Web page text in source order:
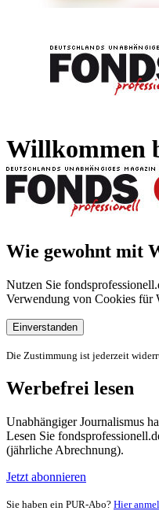
Willkommen
Wie gewohnt mit
Nutzen Sie
Verwendung von Cookies für
Einverstanden
Die Zustimmung ist jederzeit
Werbefrei lesen
Unabhängiger Journalismus
Lesen Sie
(jährliche Abrechnung).
Jetzt abonnieren
Sie haben ein PUR-Abo? Hier